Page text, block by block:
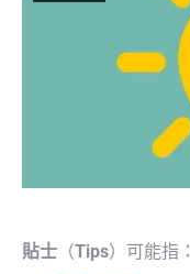
貼士 （Tips）可能指：